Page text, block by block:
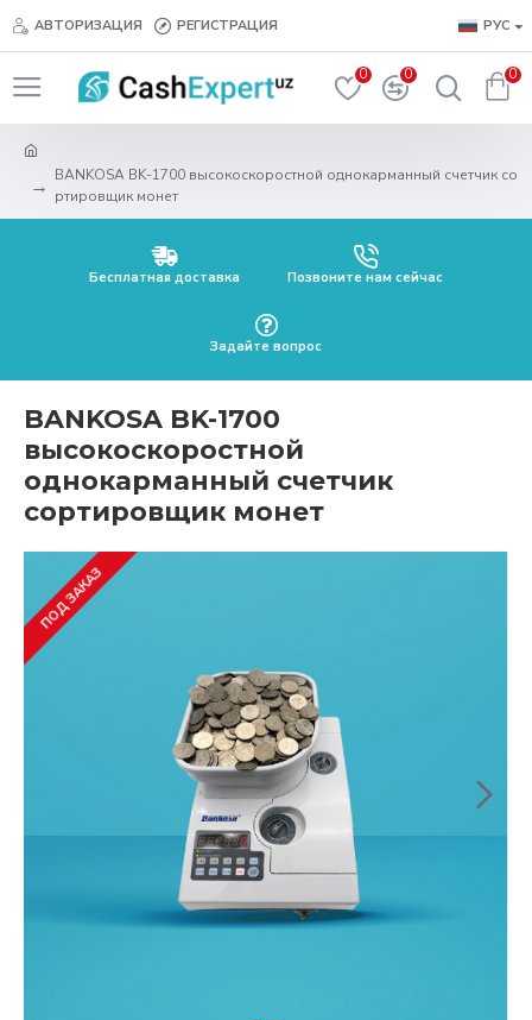
АВТОРИЗАЦИЯ РЕГИСТРАЦИЯ РУС
0 0 0
BANKOSA BK-1700 высокоскоростной однокарманный счетчик со
ртировщик монет
Бесплатная доставка Позвоните нам сейчас
Задайте вопрос
BANKOSA BK-1700
высокоскоростной
однокарманный счетчик
сортировщик монет
ПОД ЗАКАЗ